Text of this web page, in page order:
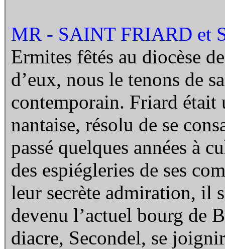
MR - SAINT FRIARD et
Ermites fêtés au diocèse
d’eux, nous le tenons de
contemporain. Friard était
nantaise, résolu de se
passé quelques années à
des espiégleries de ses
leur secrète admiration, il
devenu l’actuel bourg de
diacre, Secondel, se